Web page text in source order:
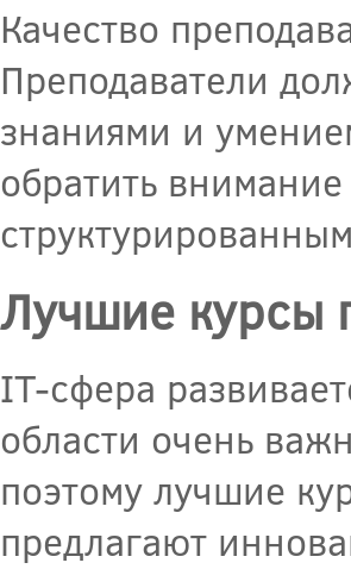
Качество
Преподаватели
знаниями и
обратить
Лучшие курсы
IT-сфера
области очень
поэтому лучшие
предлагают